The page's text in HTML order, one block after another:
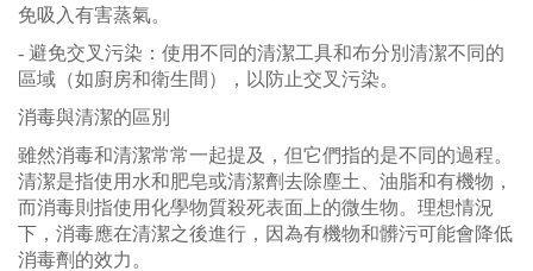
免吸入有害蒸氣。
- 避免交叉污染：使用不同的清潔工具和布分別清潔不同的
區域（如廚房和衛生間），以防止交叉污染。
消毒與清潔的區別
雖然消毒和清潔常常一起提及，但它們指的是不同的過程。
清潔是指使用水和肥皂或清潔劑去除塵土、油脂和有機物，
而消毒則指使用化學物質殺死表面上的微生物。理想情況
下，消毒應在清潔之後進行，因為有機物和髒污可能會降低
消毒劑的效力。